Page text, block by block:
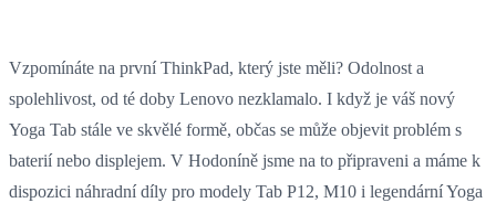
Vzpomínáte na první ThinkPad, který jste měli? Odolnost a
spolehlivost, od té doby Lenovo nezklamalo. I když je váš nový
Yoga Tab stále ve skvělé formě, občas se může objevit problém s
baterií nebo displejem. V Hodoníně jsme na to připraveni a máme k
dispozici náhradní díly pro modely Tab P12, M10 i legendární Yoga